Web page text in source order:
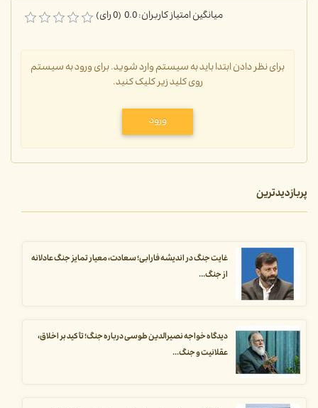
میانگین امتیاز کاربران: 0.0 (0 رای)
برای نظر دادن ابتدا باید به سیستم وارد شوید. برای ورود به سیستم
روی کلید زیر کلیک کنید.
ورود
پربازدیدترین
غایت جنگ در اندیشه فارابی؛ سعادت، معیار تمایز جنگ عادلانه
از جنگ...
دیدگاه خواجه نصیرالدین طوسی درباره جنگ؛ تأکید بر اخلاق،
عقلانیت و جنگ...